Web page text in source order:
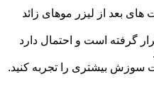
بعد از لیزر موهای زائد
گرفته است و احتمال دارد
سوزش بیشتری را تجربه کنید.